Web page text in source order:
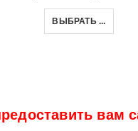
ВЫБРАТЬ ...
вам